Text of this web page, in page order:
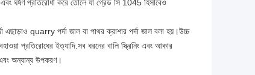
এবং ঘর্ষণ প্রতিরোধী করে তোলে যা গ্রেড সি 1045 হিসাবেও
এছাড়াও quarry পর্দা জাল বা পাথর ক্রাশার পর্দা জাল বলা হয়।উচ্চ
প্রতিরোধের ইত্যাদি.সব ধরনের বালি স্ক্রিনিং এবং আকার
এবং অন্যান্য উপকরণ।